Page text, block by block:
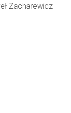
Zacharewicz